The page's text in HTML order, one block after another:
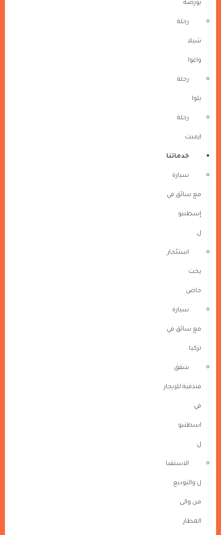
بورصة
رحلة
شيلا
واغوا
رحلة
يلوا
رحلة
ازميت
خدماتنا
سيارة
مع سائق في
إسطنبو
ل
استئجار
يخت
خاص
سيارة
مع سائق في
تركيا
شقق
فندقية للإيجار
في
اسطنبو
ل
الاستقبا
ل والتوديع
من والى
المطار